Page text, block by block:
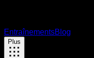
EntraînementsBlog
Plus